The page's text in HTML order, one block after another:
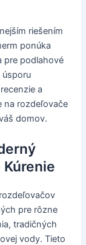
riešením
ponúka
pre podlahové
úsporu
a
na rozdeľovače
domov.
pre rôzne
tradičných
vody. Tieto